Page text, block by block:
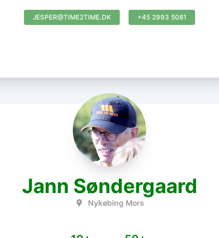
JESPER@TIME2TIME.DK +45 2993 5081
Jann Søndergaard
Nykøbing Mors